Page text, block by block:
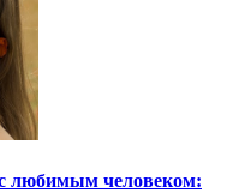
любимым человеком: